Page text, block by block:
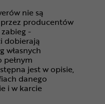
nie są
producentów
-
dobierają
własnych
jest w opisie,
danego
i w karcie